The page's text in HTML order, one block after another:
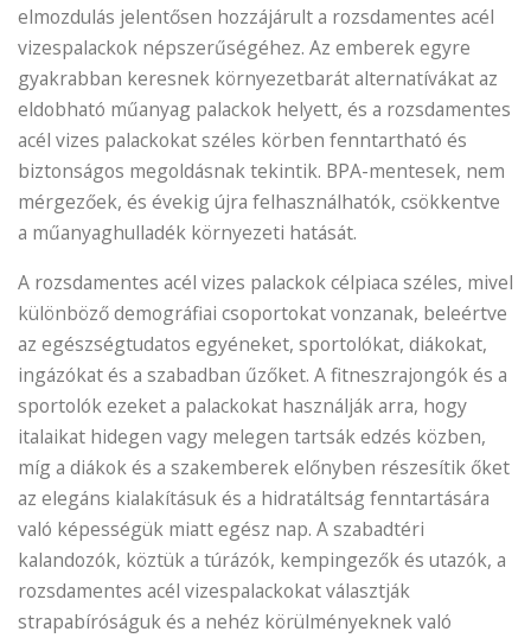
elmozdulás jelentősen hozzájárult a rozsdamentes acél
vizespalackok népszerűségéhez. Az emberek egyre
gyakrabban keresnek környezetbarát alternatívákat az
eldobható műanyag palackok helyett, és a rozsdamentes
acél vizes palackokat széles körben fenntartható és
biztonságos megoldásnak tekintik. BPA-mentesek, nem
mérgezőek, és évekig újra felhasználhatók, csökkentve
a műanyaghulladék környezeti hatását.
A rozsdamentes acél vizes palackok célpiaca széles, mivel
különböző demográfiai csoportokat vonzanak, beleértve
az egészségtudatos egyéneket, sportolókat, diákokat,
ingázókat és a szabadban űzőket. A fitneszrajongók és a
sportolók ezeket a palackokat használják arra, hogy
italaikat hidegen vagy melegen tartsák edzés közben,
míg a diákok és a szakemberek előnyben részesítik őket
az elegáns kialakításuk és a hidratáltság fenntartására
való képességük miatt egész nap. A szabadtéri
kalandozók, köztük a túrázók, kempingezők és utazók, a
rozsdamentes acél vizespalackokat választják
strapabíróságuk és a nehéz körülményeknek való